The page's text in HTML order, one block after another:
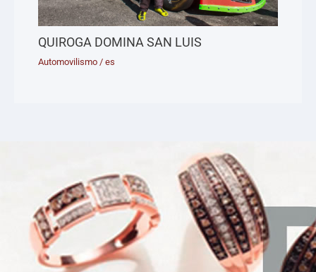
QUIROGA DOMINA SAN LUIS
Automovilismo /es